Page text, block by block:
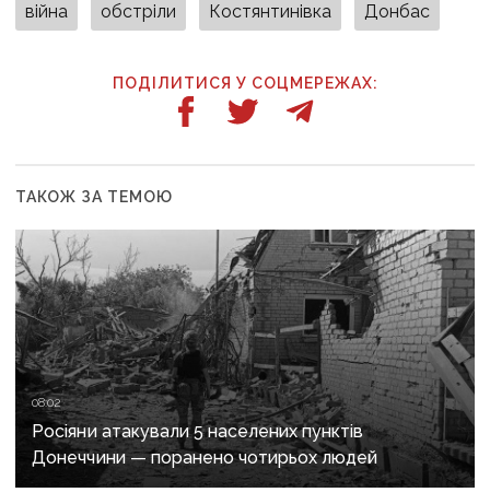
війна обстріли Костянтинівка Донбас
ПОДІЛИТИСЯ У СОЦМЕРЕЖАХ:
ТАКОЖ ЗА ТЕМОЮ
08:02
Росіяни атакували 5 населених пунктів
Донеччини — поранено чотирьох людей